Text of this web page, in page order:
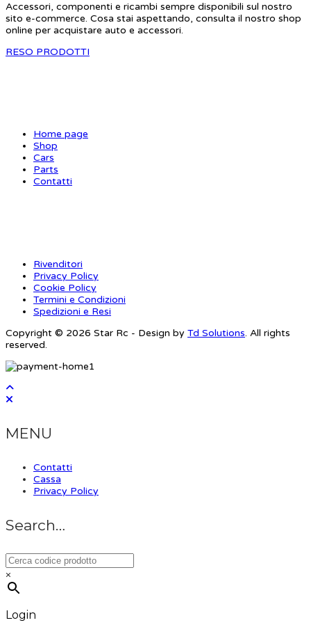
Accessori, componenti e ricambi sempre disponibili sul nostro
sito e-commerce. Cosa stai aspettando, consulta il nostro shop
online per acquistare auto e accessori.
RESO PRODOTTI
Home page
Shop
Cars
Parts
Contatti
Rivenditori
Privacy Policy
Cookie Policy
Termini e Condizioni
Spedizioni e Resi
Copyright © 2026 Star Rc - Design by Td Solutions. All rights
reserved.
MENU
Contatti
Cassa
Privacy Policy
Search…
×
Login